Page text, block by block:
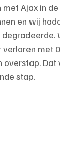
Ajax in
en wij
verloren met
overstap.
stap.